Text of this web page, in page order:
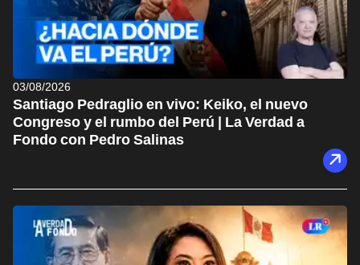
03/08/2026
Santiago Pedraglio en vivo: Keiko, el nuevo
Congreso y el rumbo del Perú | La Verdad a
Fondo con Pedro Salinas